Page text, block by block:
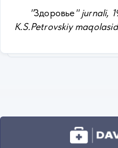
"Здоровье" jurnali,
K.S.Petrovskiy